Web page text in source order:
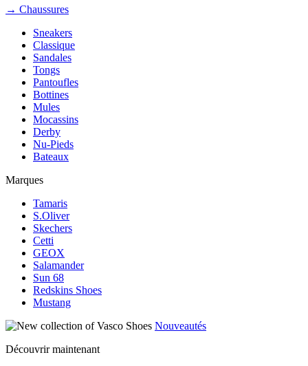
→ Chaussures
Sneakers
Classique
Sandales
Tongs
Pantoufles
Bottines
Mules
Mocassins
Derby
Nu-Pieds
Bateaux
Marques
Tamaris
S.Oliver
Skechers
Cetti
GEOX
Salamander
Sun 68
Redskins Shoes
Mustang
Nouveautés
Découvrir maintenant